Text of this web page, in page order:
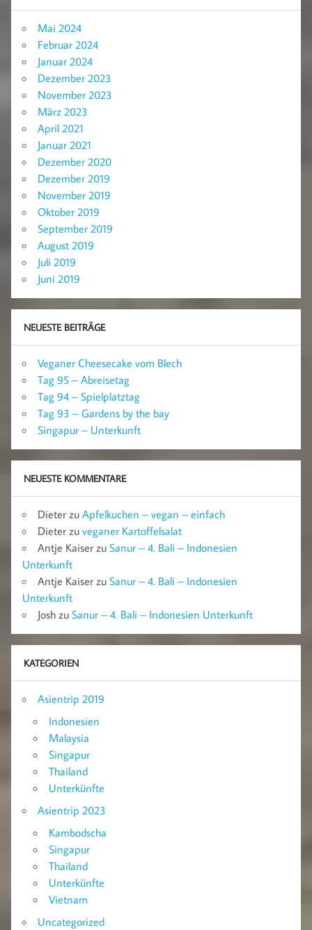
Mai 2024
Februar 2024
Januar 2024
Dezember 2023
November 2023
März 2023
April 2021
Januar 2021
Dezember 2020
Dezember 2019
November 2019
Oktober 2019
September 2019
August 2019
Juli 2019
Juni 2019
NEUESTE BEITRÄGE
Veganer Cheesecake vom Blech
Tag 95 – Abreisetag
Tag 94 – Spielplatztag
Tag 93 – Gardens by the bay
Singapur – Unterkunft
NEUESTE KOMMENTARE
Dieter zu Apfelkuchen – vegan – einfach
Dieter zu veganer Kartoffelsalat
Antje Kaiser zu Sanur – 4. Bali – Indonesien
Unterkunft
Antje Kaiser zu Sanur – 4. Bali – Indonesien
Unterkunft
Josh zu Sanur – 4. Bali – Indonesien Unterkunft
KATEGORIEN
Asientrip 2019
Indonesien
Malaysia
Singapur
Thailand
Unterkünfte
Asientrip 2023
Kambodscha
Singapur
Thailand
Unterkünfte
Vietnam
Uncategorized